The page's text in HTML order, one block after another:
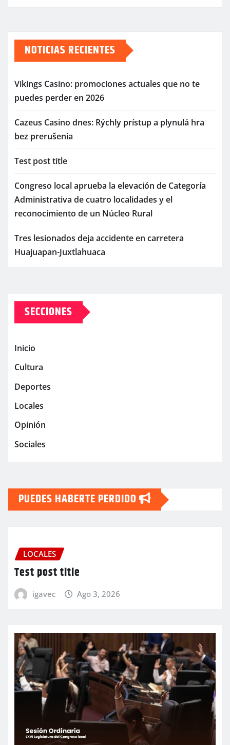
NOTICIAS RECIENTES
Vikings Casino: promociones actuales que no te
puedes perder en 2026
Cazeus Casino dnes: Rýchly prístup a plynulá hra
bez prerušenia
Test post title
Congreso local aprueba la elevación de Categoría
Administrativa de cuatro localidades y el
reconocimiento de un Núcleo Rural
Tres lesionados deja accidente en carretera
Huajuapan-Juxtlahuaca
SECCIONES
Inicio
Cultura
Deportes
Locales
Opinión
Sociales
PUEDES HABERTE PERDIDO
LOCALES
Test post title
igavec Ago 3, 2026